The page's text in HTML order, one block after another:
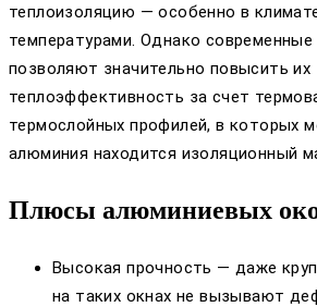
теплоизоляцию — особенно в
температурами. Однако современные
позволяют значительно повысить их
теплоэффективность за счет
термослойных профилей, в которых
алюминия находится изоляционный
Плюсы алюминиевых
Высокая прочность — даже
на таких окнах не вызывают